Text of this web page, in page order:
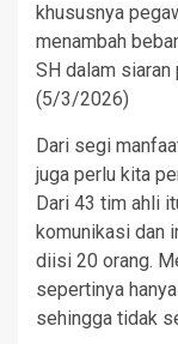
khususnya
menambah
SH dalam
(5/3/2026)
Dari segi
juga perlu kita
Dari 43 tim ahli
komunikasi dan
diisi 20 orang.
sepertinya
sehingga tidak